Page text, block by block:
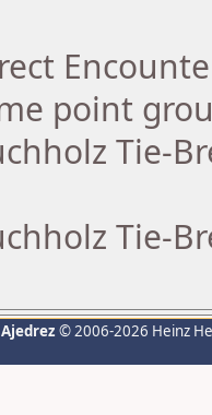
point
Tie-
Tie-
© 2006-2026 Heinz